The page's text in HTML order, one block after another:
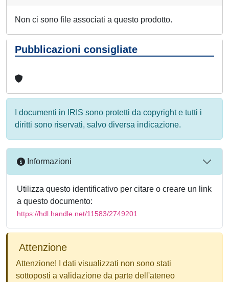
Non ci sono file associati a questo prodotto.
Pubblicazioni consigliate
I documenti in IRIS sono protetti da copyright e tutti i
diritti sono riservati, salvo diversa indicazione.
Informazioni
Utilizza questo identificativo per citare o creare un link
a questo documento:
https://hdl.handle.net/11583/2749201
Attenzione
Attenzione! I dati visualizzati non sono stati
sottoposti a validazione da parte dell'ateneo